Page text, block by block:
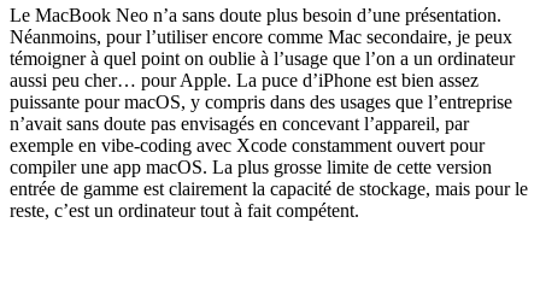
Le MacBook Neo n’a sans doute plus besoin d’une présentation.
Néanmoins, pour l’utiliser encore comme Mac secondaire, je peux
témoigner à quel point on oublie à l’usage que l’on a un ordinateur
aussi peu cher… pour Apple. La puce d’iPhone est bien assez
puissante pour macOS, y compris dans des usages que l’entreprise
n’avait sans doute pas envisagés en concevant l’appareil, par
exemple en vibe-coding avec Xcode constamment ouvert pour
compiler une app macOS. La plus grosse limite de cette version
entrée de gamme est clairement la capacité de stockage, mais pour le
reste, c’est un ordinateur tout à fait compétent.